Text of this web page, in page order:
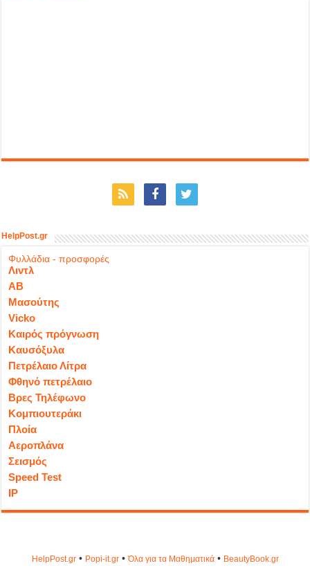
HelpPost.gr
Φυλλάδια - προσφορές
Λιντλ
ΑΒ
Μασούτης
Vicko
Καιρός πρόγνωση
Καυσόξυλα
Πετρέλαιο Λίτρα
Φθηνό πετρέλαιο
Βρες Τηλέφωνο
Κομπιουτεράκι
Πλοία
Αεροπλάνα
Σεισμός
Speed Test
IP
HelpPost.gr• Popi-it.gr•Όλα για τα Μαθηματικά• ΒeautyΒook.gr